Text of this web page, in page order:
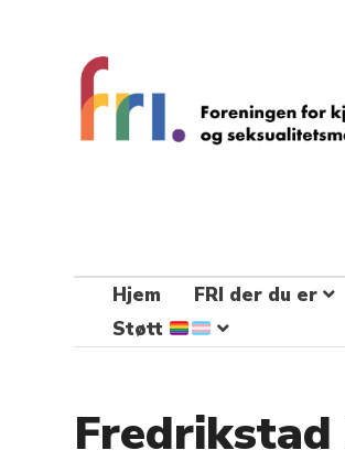
Hjem FRI der du er
Støtt